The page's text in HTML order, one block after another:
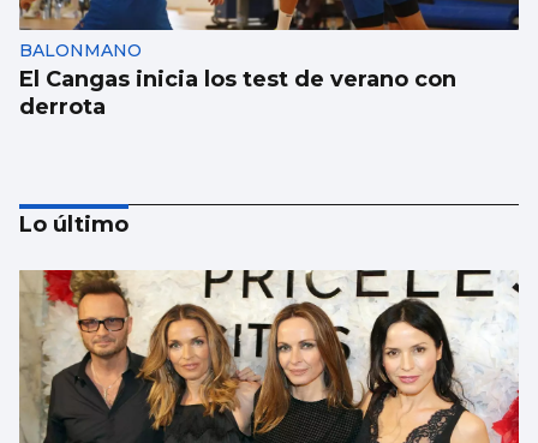
BALONMANO
El Cangas inicia los test de verano con
derrota
Lo último